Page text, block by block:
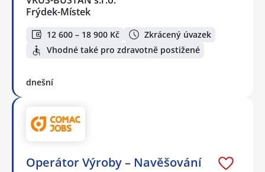
Frýdek-Místek
12 600 – 18 900 Kč
Zkrácený úvazek
Vhodné také pro zdravotně postižené
dnešní
Operátor Výroby – Navěšování